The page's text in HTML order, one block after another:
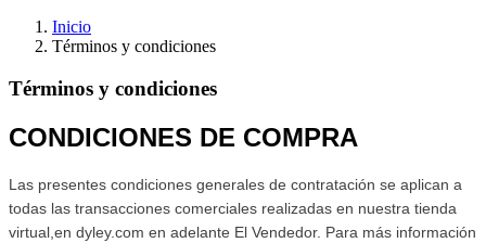
Inicio
Términos y condiciones
Términos y condiciones
CONDICIONES DE COMPRA
Las presentes condiciones generales de contratación se aplican a
todas las transacciones comerciales realizadas en nuestra tienda
virtual,en dyley.com en adelante El Vendedor. Para más información